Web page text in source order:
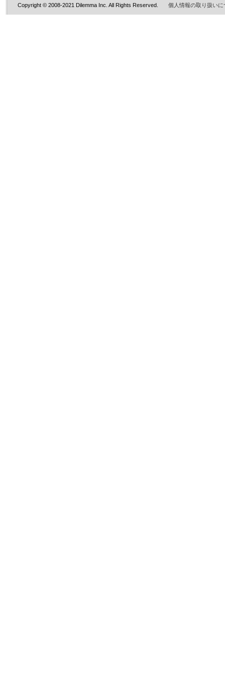
Copyright © 2008-2021 Dilemma Inc. All Rights Reserved. 個人情報の取り扱いに